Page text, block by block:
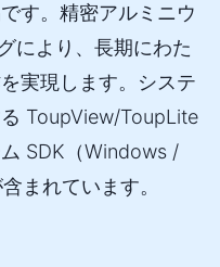
す。精密アルミニウ
により、長期にわた
実現します。システ
ToupView/ToupLite
SDK（Windows /
まれています。